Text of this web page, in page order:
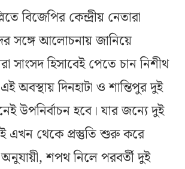
বিজেপির কেন্দ্রীয় নেতারা
সঙ্গে আলোচনায় জানিয়ে
সাংসদ হিসাবেই পেতে চান নিশীথ
অবস্থায় দিনহাটা ও শান্তিপুর দুই
উপনির্বাচন হবে। যার জন্যে দুই
এখন থেকে প্রস্তুতি শুরু করে
শপথ নিলে পরবর্তী দুই